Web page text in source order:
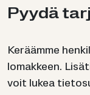
Pyydä
Keräämme
lomakkeen.
voit lukea